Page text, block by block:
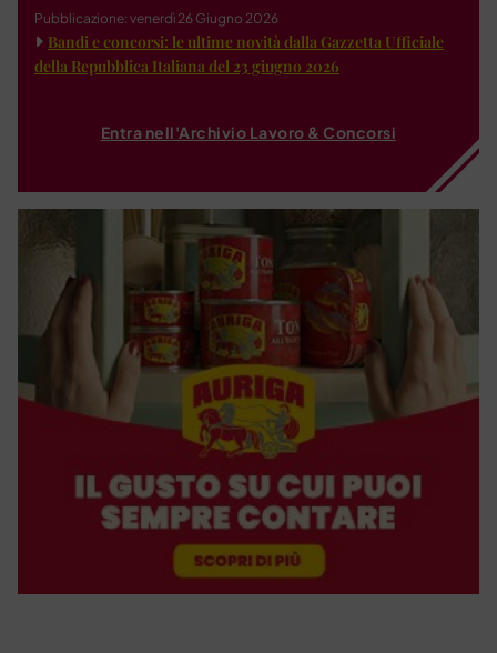
Pubblicazione: venerdì 26 Giugno 2026
Bandi e concorsi: le ultime novità dalla Gazzetta Ufficiale
della Repubblica Italiana del 23 giugno 2026
Entra nell'Archivio Lavoro & Concorsi